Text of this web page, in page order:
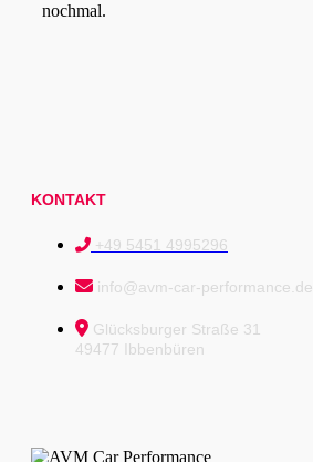
nochmal.
KONTAKT
+49 5451 4995296
info@avm-car-performance.de
Glücksburger Straße 31
49477 Ibbenbüren